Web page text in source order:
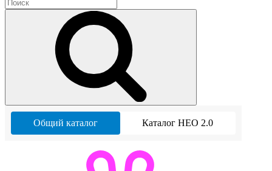
Общий каталог Каталог НЕО 2.0